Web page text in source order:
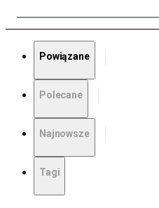
Powiązane
Polecane
Najnowsze
Tagi